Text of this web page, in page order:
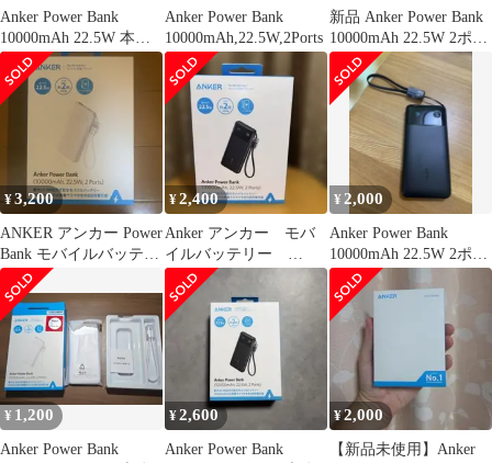
Anker Power Bank
10000mAh 22.5W 本
体 パープル
Anker Power Bank
10000mAh,22.5W,2Ports
新品 Anker Power Bank
10000mAh 22.5W 2ポー
ト
¥3,200
ANKER アンカー Power
Bank モバイルバッテリ
ー ホワイト A1…
¥2,400
Anker アンカー モバ
イルバッテリー
A1388N11
¥ 2,000
Anker Power Bank
10000mAh 22.5W 2ポー
ト
¥ 1,200
Anker Power Bank
¥2,600
Anker Power Bank
¥2,000
【新品未使用】Anker